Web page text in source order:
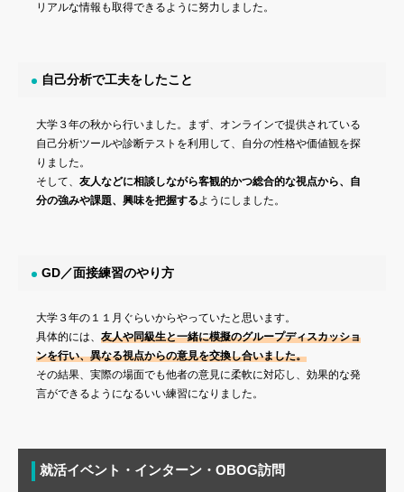
リアルな情報も取得できるように努力しました。
自己分析で工夫をしたこと
大学３年の秋から行いました。まず、オンラインで提供されている
自己分析ツールや診断テストを利用して、自分の性格や価値観を探
りました。
そして、 友人などに相談しながら客観的かつ総合的な視点から、自
分の強みや課題、興味を把握するようにしました。
GD／面接練習のやり方
大学３年の１１月ぐらいからやっていたと思います。
具体的には、 友人や同級生と一緒に模擬のグループディスカッショ
ンを行い、異なる視点からの意見を交換し合いました。
その結果、実際の場面でも他者の意見に柔軟に対応し、効果的な発
言ができるようになるいい練習になりました。
就活イベント・インターン・OBOG訪問